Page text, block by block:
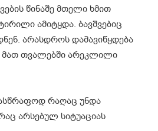
წინაშე მთელი ხმით
ამიტყდა. ბავშვებიც
არასდროს დამავიწყდება
მათ თვალებში არეკლილი
რაღაც უნდა
არსებულ სიტუაციას